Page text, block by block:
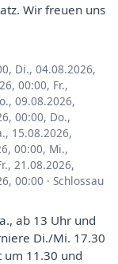
Wir freuen uns
, Di., 04.08.2026,
00:00, Fr.,
09.08.2026,
00:00, Do.,
15.08.2026,
00:00, Mi.,
21.08.2026,
00:00 · Schlossau
ab 13 Uhr und
Di./Mi. 17.30
um 11.30 und